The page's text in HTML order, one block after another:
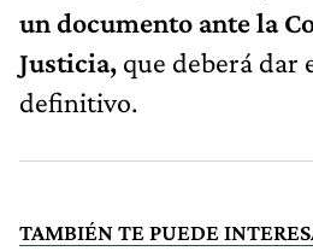
un documento ante la
Justicia, que deberá dar
definitivo.
TAMBIÉN TE PUEDE